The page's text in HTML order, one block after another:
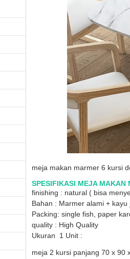
meja makan marmer 6 kursi
SPESIFIKASI MEJA MAKAN
finishing : natural ( bisa
Bahan : Marmer alami +
Packing: single fish, paper
quality : High Quality
Ukuran 1 Unit :
meja 2 kursi panjang 70 x 90